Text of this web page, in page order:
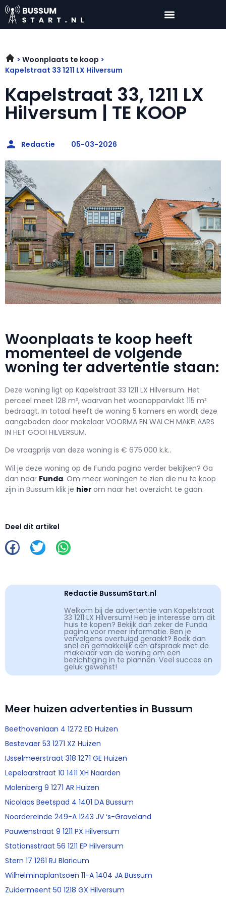
Woonplaats te koop
Kapelstraat 33 1211 LX Hilversum
Kapelstraat 33, 1211 LX
Hilversum | TE KOOP
Redactie 05-03-2026
Woonplaats te koop heeft
momenteel de volgende
woning ter advertentie staan:
Deze woning ligt op Kapelstraat 33 1211 LX Hilversum. Het
perceel meet 128 m², waarvan het woonopparvlakt 115 m²
bedraagt. In totaal heeft de woning 5 kamers en wordt deze
aangeboden door makelaar VOORMA EN WALCH MAKELAARS
IN HET GOOI HILVERSUM.
De vraagprijs van deze woning is € 675.000 k.k..
Wil je deze woning op de Funda pagina verder bekijken? Ga
dan naar Funda. Om meer woningen te zien die nu te koop
zijn in Bussum klik je hier om naar het overzicht te gaan.
Deel dit artikel
Redactie BussumStart.nl
Welkom bij de advertentie van Kapelstraat
33 1211 LX Hilversum! Heb je interesse om dit
huis te kopen? Bekijk dan zeker de Funda
pagina voor meer informatie. Ben je
vervolgens overtuigd geraakt? Boek dan
snel en gemakkelijk een afspraak met de
makelaar van de woning om een
bezichtiging in te plannen. Veel succes en
geluk gewenst!
Meer huizen advertenties in Bussum
Beethovenlaan 4 1272 ED Huizen
Bestevaer 53 1271 XZ Huizen
IJsselmeerstraat 318 1271 GE Huizen
Lepelaarstraat 10 1411 XH Naarden
Molenberg 9 1271 AR Huizen
Nicolaas Beetspad 4 1401 DA Bussum
Noordereinde 249-A 1243 JV ‘s-Graveland
Pauwenstraat 9 1211 PX Hilversum
Stationsstraat 56 1211 EP Hilversum
Stern 17 1261 RJ Blaricum
Wilhelminaplantsoen 11-A 1404 JA Bussum
Zuidermeent 50 1218 GX Hilversum